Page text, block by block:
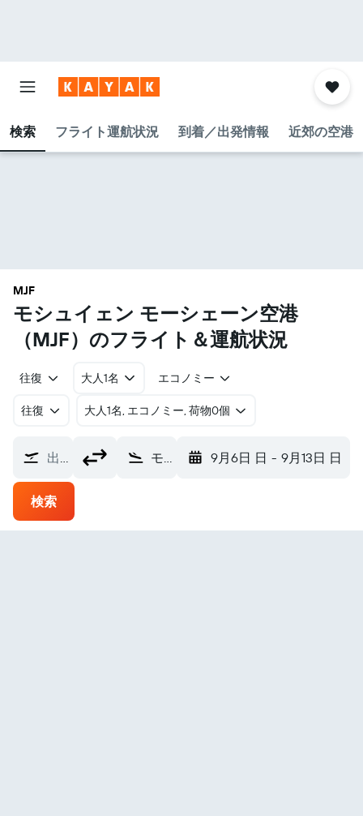
検索 フライト運航状況 到着／出発情報 近郊の空港
MJF
モシュイェン モーシェーン空港​
（MJF​）のフライト＆運航状況
往復 大人1名 エコノミー
往復 ​大人1名, エコノミー, 荷物0個
出発地 モシュイェン モーシェーン空港 (MJF) 9月6日 日 - 9月13日 日
検索